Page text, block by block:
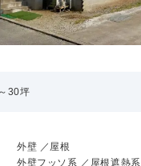
三和ペイント
内イベント
30坪
外壁 ／屋根
外壁フッソ系 ／屋根遮熱系